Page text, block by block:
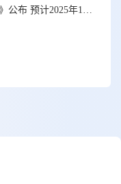
恐怖游戏《小镇惊魂：复刻版合集》公布 预计2025年1月15日发售